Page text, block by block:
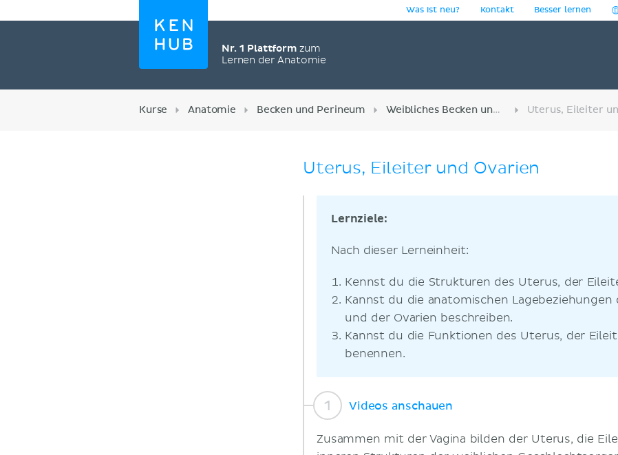
Nr. 1 Plattformzum
Lernen der Anatomie
Was ist neu? Kontakt Besser lernen
Kurse Anatomie Becken und Perineum Weibliches Becken und Fortpflanzungsorgane
Uterus, Eileiter und Ovarien
Lernziele:
Nach dieser Lerneinheit:
Kennst du die Strukturen des Uterus, der
Kannst du die anatomischen
und der Ovarien beschreiben.
Kannst du die Funktionen des Uterus, der
benennen.
Videos anschauen
Zusammen mit der Vagina bilden der Uterus, die